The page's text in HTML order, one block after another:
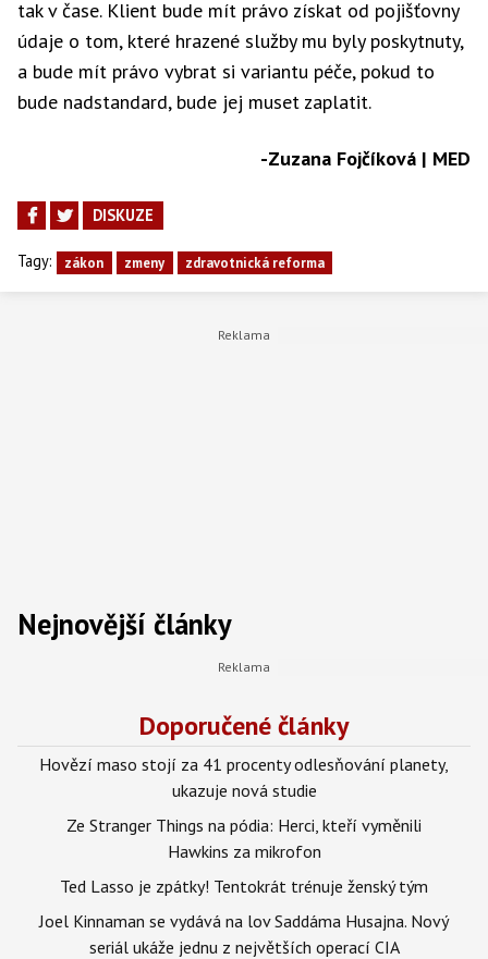
tak v čase. Klient bude mít právo získat od pojišťovny
údaje o tom, které hrazené služby mu byly poskytnuty,
a bude mít právo vybrat si variantu péče, pokud to
bude nadstandard, bude jej muset zaplatit.
-Zuzana Fojčíková | MED
DISKUZE
Tagy: zákon zmeny zdravotnická reforma
Nejnovější články
Doporučené články
Hovězí maso stojí za 41 procenty odlesňování planety,
ukazuje nová studie
Ze Stranger Things na pódia: Herci, kteří vyměnili
Hawkins za mikrofon
Ted Lasso je zpátky! Tentokrát trénuje ženský tým
Joel Kinnaman se vydává na lov Saddáma Husajna. Nový
seriál ukáže jednu z největších operací CIA